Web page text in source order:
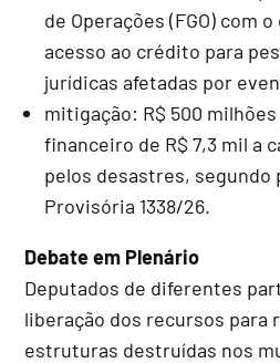
de Operações (FGO) com
acesso ao crédito para
jurídicas afetadas por
mitigação: R$ 500
financeiro de R$ 7,3 mil a
pelos desastres, segundo
Provisória 1338/26.
Debate em Plenário
Deputados de diferentes
liberação dos recursos para
estruturas destruídas nos